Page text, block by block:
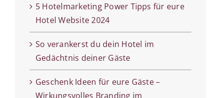
5 Hotelmarketing Power Tipps für eure
Hotel Website 2024
So verankerst du dein Hotel im
Gedächtnis deiner Gäste
Geschenk Ideen für eure Gäste –
Wirkungsvolles Branding im